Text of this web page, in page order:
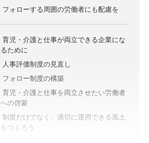
フォローする周囲の労働者にも配慮を
育児・介護と仕事が両立できる企業にな
るために
人事評価制度の見直し
フォロー制度の構築
育児・介護と仕事を両立させたい労働者
への啓蒙
制度だけでなく、適切に運用できる風土
をつくろう